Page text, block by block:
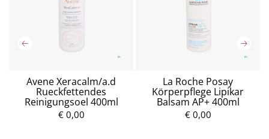
Avene Xeracalm/a.d
Rueckfettendes
Reinigungsoel 400ml
€ 0,00
La Roche Posay
Körperpflege Lipikar
Balsam AP+ 400ml
€ 0,00
P